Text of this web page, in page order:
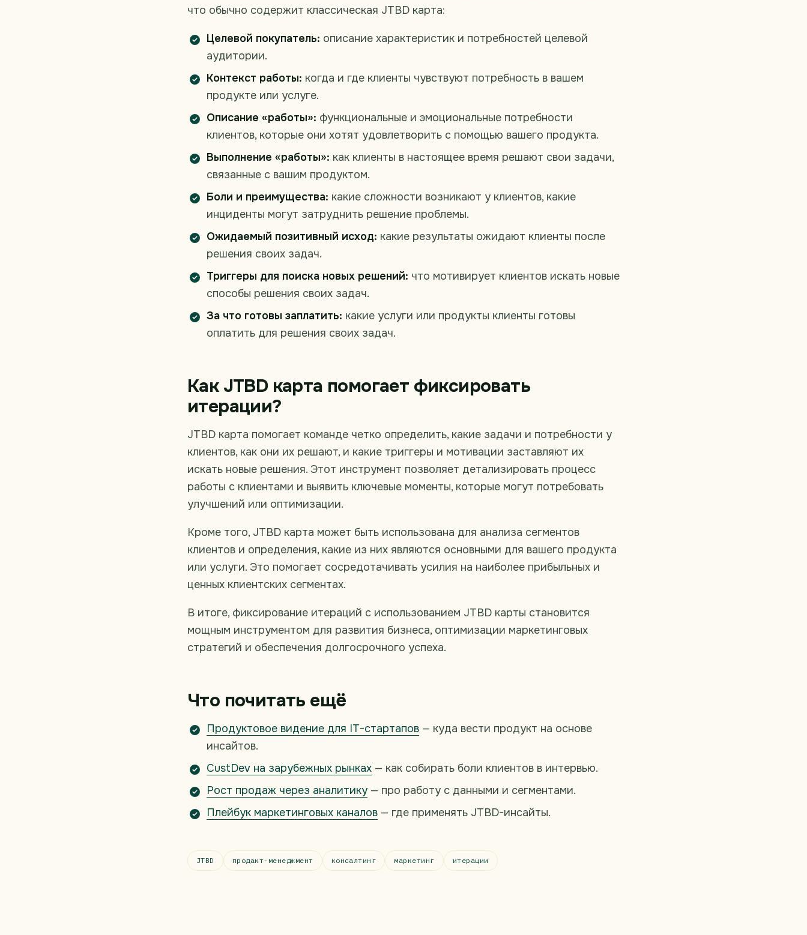
что обычно содержит классическая JTBD карта:
Целевой покупатель: описание характеристик и потребностей целевой
аудитории.
Контекст работы: когда и где клиенты чувствуют потребность в вашем
продукте или услуге.
Описание «работы»: функциональные и эмоциональные потребности
клиентов, которые они хотят удовлетворить с помощью вашего продукта.
Выполнение «работы»: как клиенты в настоящее время решают свои задачи,
связанные с вашим продуктом.
Боли и преимущества: какие сложности возникают у клиентов, какие
инциденты могут затруднить решение проблемы.
Ожидаемый позитивный исход: какие результаты ожидают клиенты после
решения своих задач.
Триггеры для поиска новых решений: что мотивирует клиентов искать новые
способы решения своих задач.
За что готовы заплатить: какие услуги или продукты клиенты готовы
оплатить для решения своих задач.
Как JTBD карта помогает фиксировать
итерации?
JTBD карта помогает команде четко определить, какие задачи и потребности у
клиентов, как они их решают, и какие триггеры и мотивации заставляют их
искать новые решения. Этот инструмент позволяет детализировать процесс
работы с клиентами и выявить ключевые моменты, которые могут потребовать
улучшений или оптимизации.
Кроме того, JTBD карта может быть использована для анализа сегментов
клиентов и определения, какие из них являются основными для вашего продукта
или услуги. Это помогает сосредотачивать усилия на наиболее прибыльных и
ценных клиентских сегментах.
В итоге, фиксирование итераций с использованием JTBD карты становится
мощным инструментом для развития бизнеса, оптимизации маркетинговых
стратегий и обеспечения долгосрочного успеха.
Что почитать ещё
Продуктовое видение для IT-стартапов — куда вести продукт на основе
инсайтов.
CustDev на зарубежных рынках — как собирать боли клиентов в интервью.
Рост продаж через аналитику — про работу с данными и сегментами.
Плейбук маркетинговых каналов — где применять JTBD-инсайты.
JTBD продакт-менеджмент консалтинг маркетинг итерации